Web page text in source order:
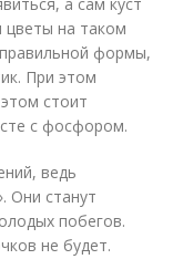
цветы на таком
формы,
При этом
стоит
с фосфором.
ведь
Они станут
побегов.
не будет.